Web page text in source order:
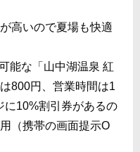
高いので夏場も快適
能な「山中湖温泉 紅
800円、営業時間は1
に10%割引券があるの
（携帯の画面提示O